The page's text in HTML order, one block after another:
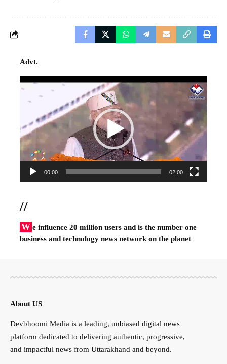
Advt.
Video
00:00 02:00
//
W e influence 20 million users and is the number one
business and technology news network on the planet
About US
Devbhoomi Media is a leading, unbiased digital news
platform dedicated to delivering authentic, progressive,
and impactful news from Uttarakhand and beyond.